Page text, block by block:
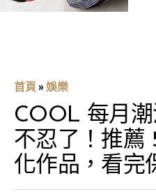
首頁 » 娛樂
COOL 每月
不忍了！推薦
化作品，看完